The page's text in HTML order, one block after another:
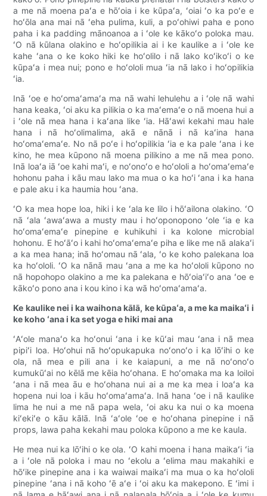
a me nā moena paʻa e hōʻoia i ke kūpaʻa, ʻoiai ʻo ka poʻe e
hoʻōla ana mai nā ʻeha pulima, kuli, a poʻohiwi paha e pono
paha i ka padding mānoanoa a i ʻole ke kākoʻo poloka mau.
ʻO nā kūlana olakino e hoʻopilikia ai i ke kaulike a i ʻole ke
kahe ʻana o ke koko hiki ke hoʻolilo i nā lako koʻikoʻi o ke
kūpaʻa i mea nui; pono e hoʻololi mua ʻia nā lako i hoʻopilikia
ʻia.
Inā ʻoe e hoʻomaʻamaʻa ma nā wahi lehulehu a i ʻole nā ​​​​​​wahi
hana keaka, ʻoi aku ka pilikia o ka maʻemaʻe o nā moena hui a
i ʻole nā ​​​​​​mea hana i kaʻana like ʻia. Hāʻawi kekahi mau hale
hana i nā hoʻolimalima, akā e nānā i nā kaʻina hana
hoʻomaʻemaʻe. No nā poʻe i hoʻopilikia ʻia e ka pale ʻana i ke
kino, he mea kūpono nā moena pilikino a me nā mea pono.
Inā loaʻa iā ʻoe kahi maʻi, e noʻonoʻo e hoʻololi a hoʻomaʻemaʻe
hohonu paha i kāu mau lako ma mua o ka hoʻi ʻana i ka hana
e pale aku i ka haumia hou ʻana.
ʻO ka mea hope loa, hiki i ke ʻala ke lilo i hōʻailona olakino. ʻO
nā ʻala ʻawaʻawa a musty mau i hoʻoponopono ʻole ʻia e ka
hoʻomaʻemaʻe pinepine e kuhikuhi i ka kolone microbial
hohonu. E hoʻāʻo i kahi hoʻomaʻemaʻe piha e like me nā alakaʻi
a ka mea hana; inā hoʻomau nā ʻala, ʻo ke koho palekana loa
ka hoʻololi. ʻO ka nānā mau ʻana a me ka hoʻololi kūpono no
nā hopohopo olakino a me ka palekana e hōʻoiaʻiʻo ana ʻoe e
kākoʻo pono ana i kou kino i ka wā hoʻomaʻamaʻa.
Ke kaulike nei i ka waihona kālā, ke kūpaʻa, a me ka maikaʻi i
ke koho ʻana i ka set yoga e hiki mai ana
ʻAʻole manaʻo ka hoʻonui ʻana i ke kūʻai mau ʻana i nā mea
pipiʻi loa. Hoʻohui nā hoʻopukapuka noʻonoʻo i ka lōʻihi o ke
ola, nā mea e pili ana i ke kaiapuni, a me nā noʻonoʻo
kumukūʻai no kēlā me kēia hoʻohana. E hoʻomaka ma ka loiloi
ʻana i nā mea āu e hoʻohana nui ai a me ka mea i loaʻa ka
hopena nui loa i kāu hoʻomaʻamaʻa. Inā hana ʻoe i nā kaulike
lima he nui a me nā papa wela, ʻoi aku ka nui o ka moena
kiʻekiʻe o kāu kālā. Inā ʻaʻole ʻoe e hoʻohana pinepine i nā
props, lawa paha kekahi mau poloka kūpono a me ke kaula.
He mea nui ka lōʻihi o ke ola. ʻO kahi moena i hana maikaʻi ʻia
a i ʻole nā ​​​​poloka i mau no ʻekolu a ʻelima mau makahiki e
hōʻike pinepine ana i ka waiwai maikaʻi ma mua o ka hoʻololi
pinepine ʻana i nā koho ʻē aʻe i ʻoi aku ka makepono. E ʻimi i